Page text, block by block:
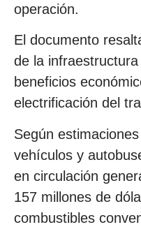
operación.
El documento
de la
beneficios
electrificación del
Según
vehículos y
en circulación
157 millones de
combustibles